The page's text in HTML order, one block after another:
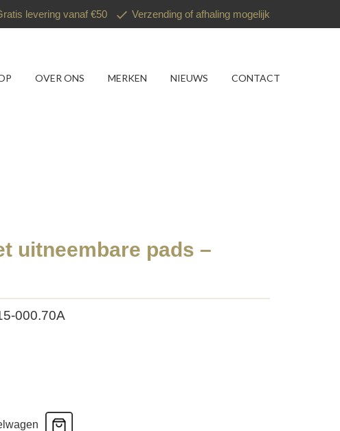
levering vanaf €50 Verzending of afhaling mogelijk
OVER ONS MERKEN NIEUWS CONTACT
uitneembare pads –
000.70A